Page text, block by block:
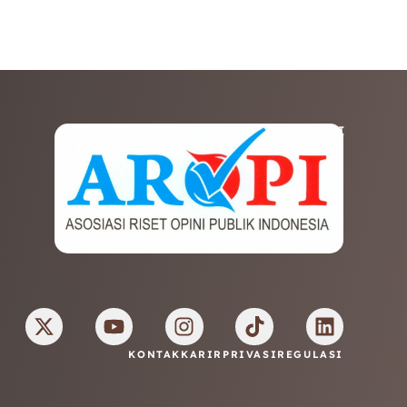
AFILIASI
KONTAK KARIR PRIVASI REGULASI